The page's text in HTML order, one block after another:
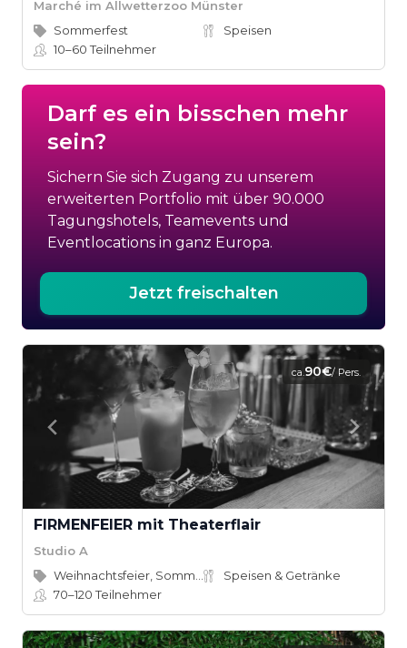
Marché im Allwetterzoo Münster
Sommerfest
Speisen
10–60Teilnehmer
Darf es ein bisschen mehr
sein?
Sichern Sie sich Zugang zu unserem
erweiterten Portfolio mit über 90.000
Tagungshotels, Teamevents und
Eventlocations in ganz Europa.
Jetzt freischalten
ca.90€/ Pers.
FIRMENFEIER mit Theaterflair
Studio A
Speisen & Getränke
70–120Teilnehmer